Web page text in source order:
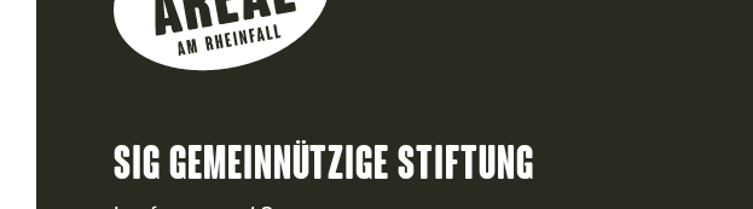
SIG Gemeinnützige Stiftung